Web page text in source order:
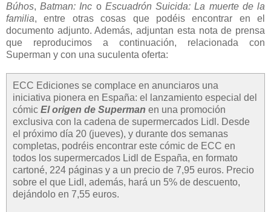
Búhos,Batman: Inc oEscuadrón Suicida: La muerte de la
familia, entre otras cosas que podéis encontrar en el
documento adjunto. Además, adjuntan esta nota de prensa
que reproducimos a continuación, relacionada con
Superman y con una suculenta oferta:
ECC Ediciones se complace en anunciaros una
iniciativa pionera en España: el lanzamiento especial del
cómic El origen de Superman en una promoción
exclusiva con la cadena de supermercados Lidl. Desde
el próximo día 20 (jueves), y durante dos semanas
completas, podréis encontrar este cómic de ECC en
todos los supermercados Lidl de España, en formato
cartoné, 224 páginas y a un precio de 7,95 euros. Precio
sobre el que Lidl, además, hará un 5% de descuento,
dejándolo en 7,55 euros.